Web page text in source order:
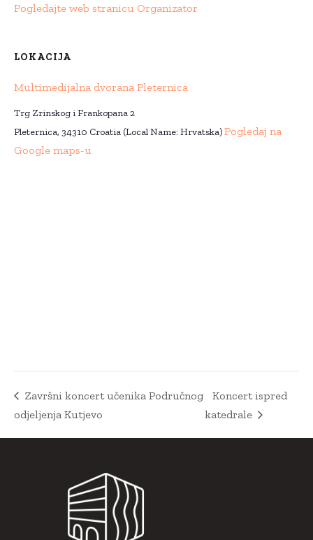
Pogledajte web stranicu Organizator
LOKACIJA
Multimedijalna dvorana Pleternica
Trg Zrinskog i Frankopana 2
Pleternica, 34310 Croatia (Local Name: Hrvatska)Pogledaj na
Google maps-u
Završni koncert učenika Područnog
odjeljenja Kutjevo
Koncert ispred
katedrale